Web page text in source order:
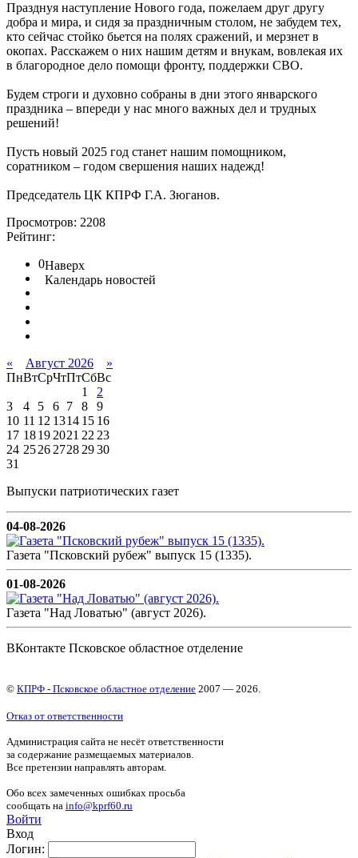
Празднуя наступление Нового года, пожелаем друг другу
добра и мира, и сидя за праздничным столом, не забудем тех,
кто сейчас стойко бьется на полях сражений, и мерзнет в
окопах. Расскажем о них нашим детям и внукам, вовлекая их
в благородное дело помощи фронту, поддержки СВО.
Будем строги и духовно собраны в дни этого январского
праздника – впереди у нас много важных дел и трудных
решений!
Пусть новый 2025 год станет нашим помощником,
соратником – годом свершения наших надежд!
Председатель ЦК КПРФ Г.А. Зюганов.
Просмотров: 2208
Рейтинг:
0Наверх
Календарь новостей
« Август 2026
»
ПнВтСрЧтПтСбВс
1
2
3
4 5 6 7 8
9
10 11 12 1314 15 16
17 18192021 2223
24 252627282930
31
Выпуски патриотических газет
04-08-2026
Газета "Псковский рубеж" выпуск 15 (1335).
01-08-2026
Газета "Над Ловатью" (август 2026).
ВКонтакте Псковское областное отделение
© КПРФ - Псковское областное отделение 2007 — 2026.
Отказ от ответственности
Администрация сайта не несёт ответственности
за содержание размещаемых материалов.
Все претензии направлять авторам.
Обо всех замеченных ошибках просьба
сообщать на info@kprf60.ru
Войти
Вход
Логин: